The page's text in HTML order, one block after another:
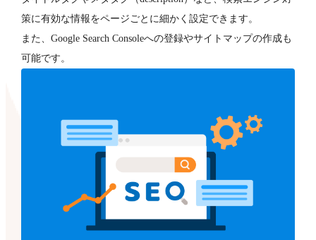
策に有効な情報をページごとに細かく設定できます。
また、Google Search Consoleへの登録やサイトマップの作成も
可能です。